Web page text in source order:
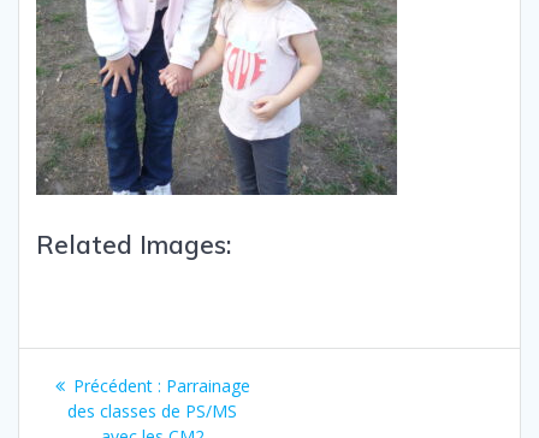
Related Images:
Précédent : Parrainage
des classes de PS/MS